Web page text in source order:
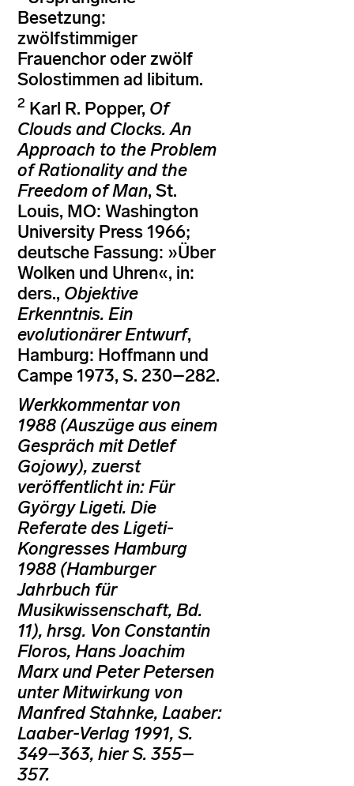
Besetzung:
zwölfstimmiger
Frauenchor oder zwölf
Solostimmen ad libitum.
2 Karl R. Popper, Of
Clouds and Clocks. An
Approach to the Problem
of Rationality and the
Freedom of Man, St.
Louis, MO: Washington
University Press 1966;
deutsche Fassung: »Über
Wolken und Uhren«, in:
ders., Objektive
Erkenntnis. Ein
evolutionärer Entwurf,
Hamburg: Hoffmann und
Campe 1973, S. 230–282.
Werkkommentar von
1988 (Auszüge aus einem
Gespräch mit Detlef
Gojowy), zuerst
veröffentlicht in: Für
György Ligeti. Die
Referate des Ligeti-
Kongresses Hamburg
1988 (Hamburger
Jahrbuch für
Musikwissenschaft, Bd.
11), hrsg. Von Constantin
Floros, Hans Joachim
Marx und Peter Petersen
unter Mitwirkung von
Manfred Stahnke, Laaber:
Laaber-Verlag 1991, S.
349–363, hier S. 355–
357.